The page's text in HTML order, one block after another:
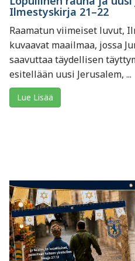
Ilmestyskirja 21–22
Raamatun viimeiset luvut,
kuvaavat maailmaa, jossa
saavuttaa täydellisen
esitellään uusi Jerusalem, ...
Lue Lisää